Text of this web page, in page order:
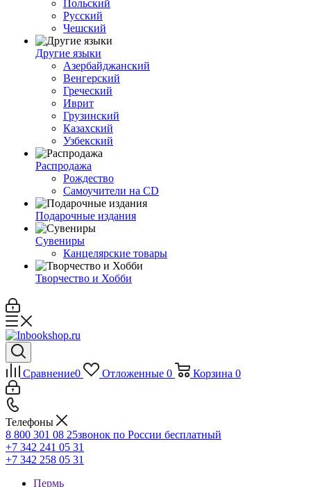
Польский
Русский
Чешский
Другие языки
Азербайджанский
Венгерский
Греческий
Иврит
Грузинский
Казахский
Узбекский
Распродажа
Рождество
Самоучители на CD
Подарочные издания
Сувениры
Канцелярские товары
Творчество и Хобби
Сравнение0 Отложенные 0 Корзина 0
Телефоны
8 800 301 08 25звонок по России бесплатный
+7 342 241 05 31
+7 342 258 05 31
Пермь